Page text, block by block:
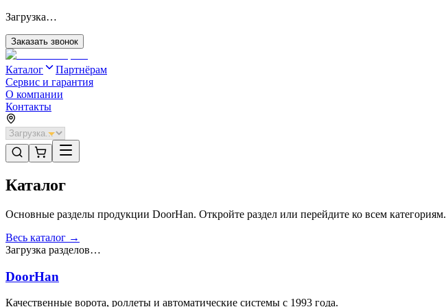
Загрузка…
Заказать звонок
Каталог
Партнёрам
Сервис и гарантия
О компании
Контакты
Каталог
Основные разделы продукции DoorHan. Откройте раздел или перейдите ко всем категориям.
Весь каталог →
Загрузка разделов…
DoorHan
Качественные ворота, роллеты и автоматические системы с 1993 года.